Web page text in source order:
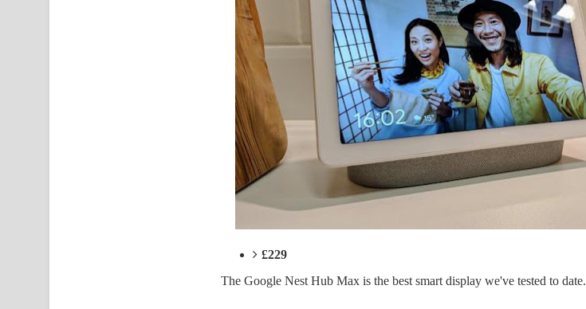
£229
The Google Nest Hub Max is the best smart display we've tested to date.